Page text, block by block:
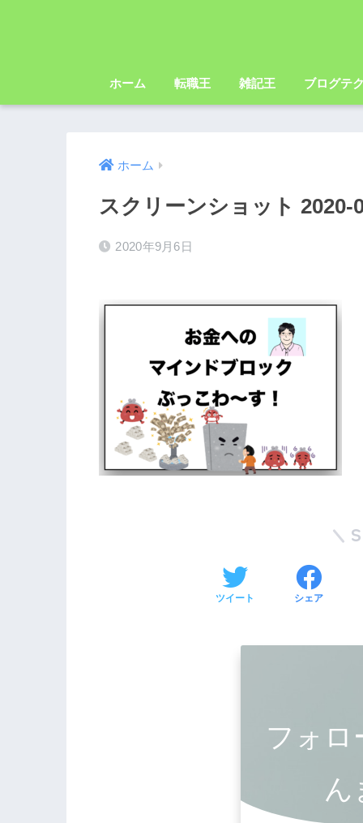
ホーム 転職王 雑記王 ブログテ
ホーム
スクリーンショット 2020-
2020年9月6日
ツイート シェア
フォ
ん